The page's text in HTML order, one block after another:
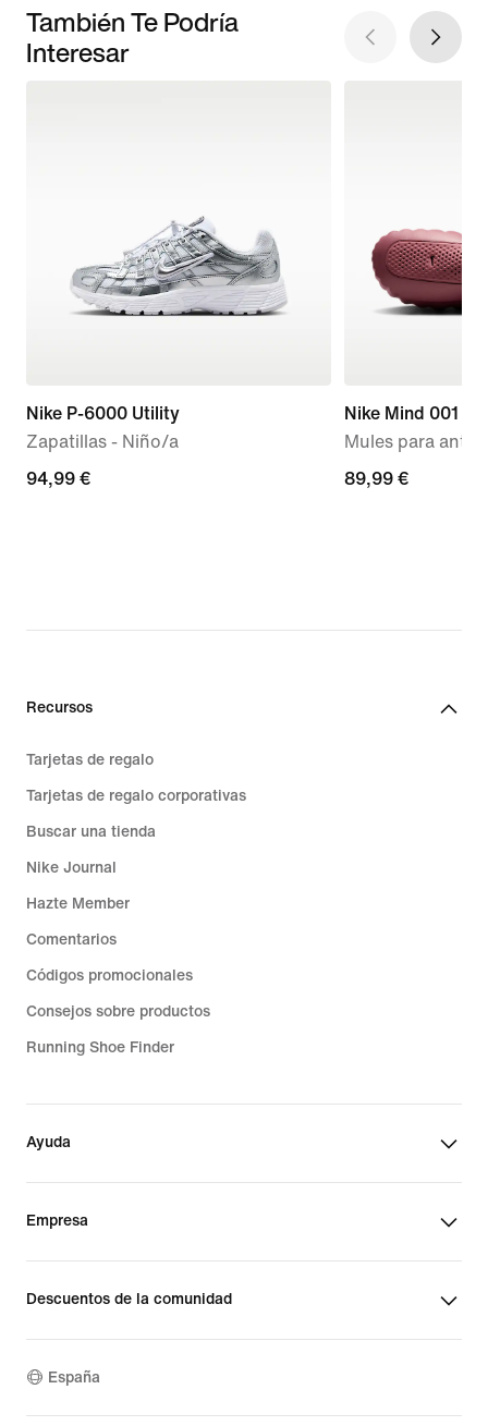
También Te Podría
Interesar
Nike P-6000 Utility
Zapatillas - Niño/a
94,99 €
94,99 €
Nike Mind 001
Mules para
89,99 €
89,99 €
Recursos
Tarjetas de regalo
Tarjetas de regalo corporativas
Buscar una tienda
Nike Journal
Hazte Member
Comentarios
Códigos promocionales
Consejos sobre productos
Running Shoe Finder
Ayuda
Empresa
Descuentos de la comunidad
España